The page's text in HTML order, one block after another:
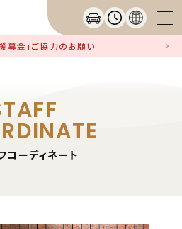
募金」ご協力のお願い
コーディネート